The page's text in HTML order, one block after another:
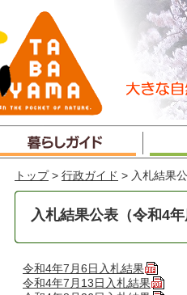
トップ > 行政ガイド > 入札結果
入札結果公表（令和4
令和4年7月6日入札結果
令和4年7月13日入札結果